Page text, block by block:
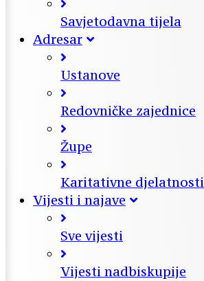
Savjetodavna tijela
Adresar
Ustanove
Redovničke zajednice
Župe
Karitativne djelatnosti
Vijesti i najave
Sve vijesti
Vijesti nadbiskupije